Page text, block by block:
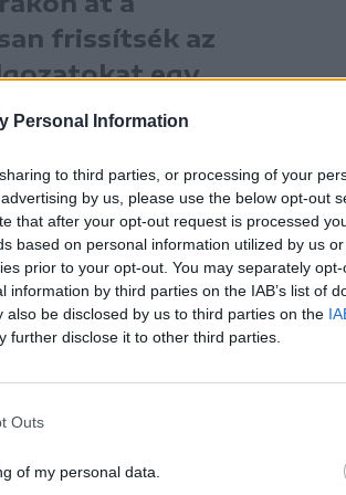
Personal Information
to third parties, or processing of your
by us, please use the below opt-out
that after your opt-out request is processed
based on personal information utilized by us
prior to your opt-out. You may separately
by third parties on the IAB’s list of
be disclosed by us to third parties on the
further disclose it to other third parties.
Outs
of my personal data.
frissítsék az
egy
környezetben”
bagatellizálni a
történteket, ami szerintük arról
valóságával, és közönnyel
több megyei
azokat a
értékelés minőségét – hívták